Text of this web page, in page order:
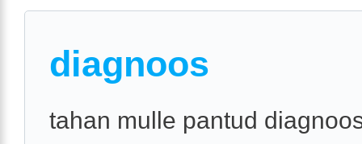
diagnoos
tahan mulle pantud